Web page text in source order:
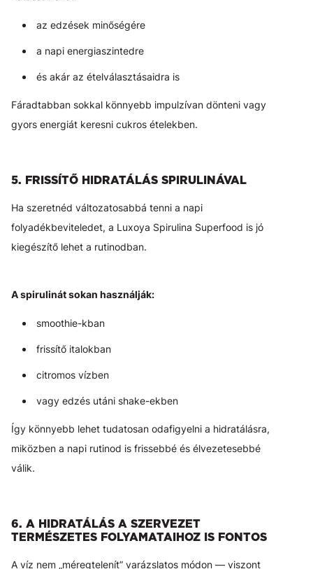
az edzések minőségére
a napi energiaszintedre
és akár az ételválasztásaidra is
Fáradtabban sokkal könnyebb impulzívan dönteni vagy
gyors energiát keresni cukros ételekben.
5. FRISSÍTŐ HIDRATÁLÁS SPIRULINÁVAL
Ha szeretnéd változatosabbá tenni a napi
folyadékbeviteledet, a Luxoya Spirulina Superfood is jó
kiegészítő lehet a rutinodban.
A spirulinát sokan használják:
smoothie-kban
frissítő italokban
citromos vízben
vagy edzés utáni shake-ekben
Így könnyebb lehet tudatosan odafigyelni a hidratálásra,
miközben a napi rutinod is frissebbé és élvezetesebbé
válik.
6. A HIDRATÁLÁS A SZERVEZET
TERMÉSZETES FOLYAMATAIHOZ IS FONTOS
A víz nem „méregtelenít” varázslatos módon — viszont